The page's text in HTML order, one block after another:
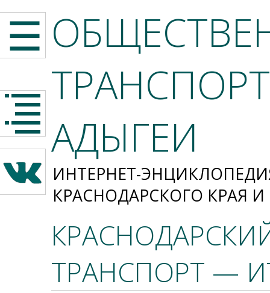
АДЫГЕИ
ИНТЕРНЕТ-
КРАСНОДАРСКОГО КРАЯ
☰
ТРАНСПОРТ —